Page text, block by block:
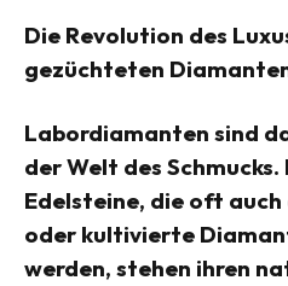
Die Revolution des
gezüchteten
Labordiamanten sind
der Welt des
Edelsteine, die oft
oder kultivierte
werden, stehen ihren